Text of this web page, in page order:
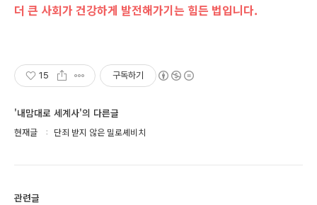
더 큰 사회가 건강하게 발전해가기는 힘든 법입니다.
15 구독하기
'내맘대로 세계사'의 다른글
현재글 단죄 받지 않은 밀로셰비치
관련글